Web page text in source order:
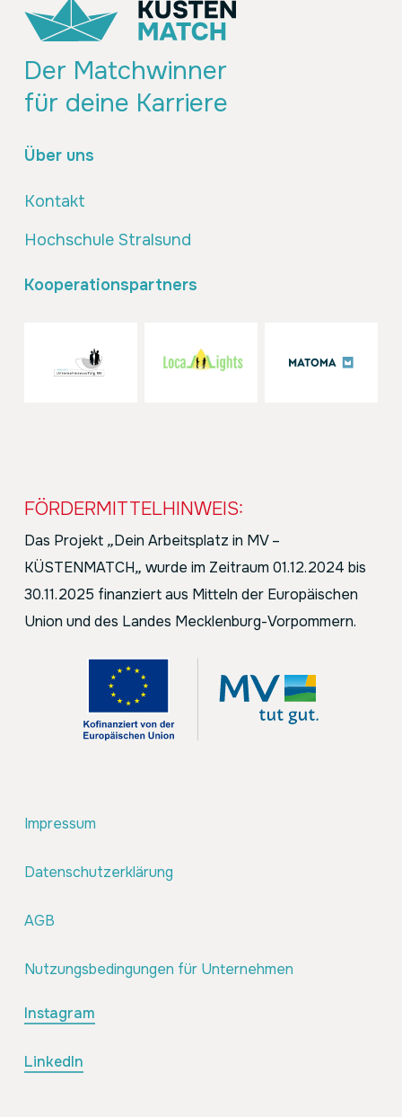
Der Matchwinner
für deine Karriere
Über uns
Kontakt
Hochschule Stralsund
Kooperationspartners
FÖRDERMITTELHINWEIS:
Das Projekt „Dein Arbeitsplatz in MV –
KÜSTENMATCH„ wurde im Zeitraum 01.12.2024 bis
30.11.2025 finanziert aus Mitteln der Europäischen
Union und des Landes Mecklenburg-Vorpommern.
Impressum
Datenschutzerklärung
AGB
Nutzungsbedingungen für Unternehmen
Instagram
LinkedIn